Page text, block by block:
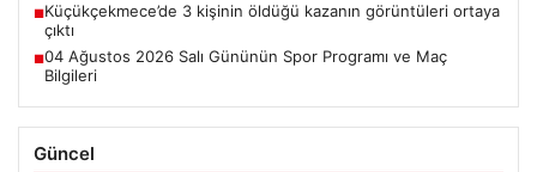
■Küçükçekmece’de 3 kişinin öldüğü kazanın görüntüleri ortaya
çıktı
■04 Ağustos 2026 Salı Gününün Spor Programı ve Maç
Bilgileri
Güncel